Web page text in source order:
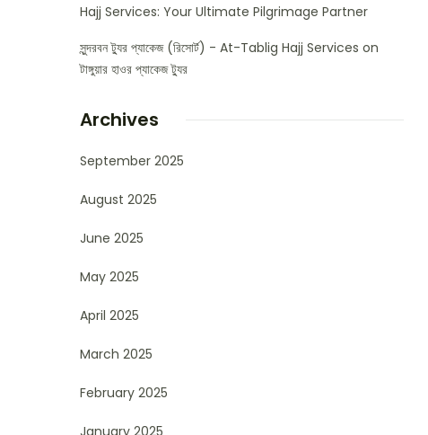
Hajj Services: Your Ultimate Pilgrimage Partner
সুন্দরবন ট্যুর প্যাকেজ (রিসোর্ট) - At-Tablig Hajj Services on
টাঙ্গুয়ার হাওর প্যাকেজ ট্যুর
Archives
September 2025
August 2025
June 2025
May 2025
April 2025
March 2025
February 2025
January 2025